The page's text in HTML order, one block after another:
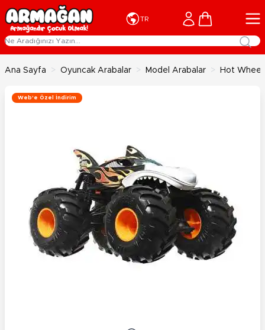
İçeriğe geç
TR Cart
Ana Sayfa > Oyuncak Arabalar > Model Arabalar > Hot
Web'e Özel İndirim